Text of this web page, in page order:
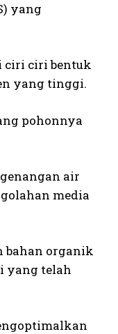
yang
ciri ciri bentuk
yang tinggi.
pohonnya
air
media
bahan organik
yang telah